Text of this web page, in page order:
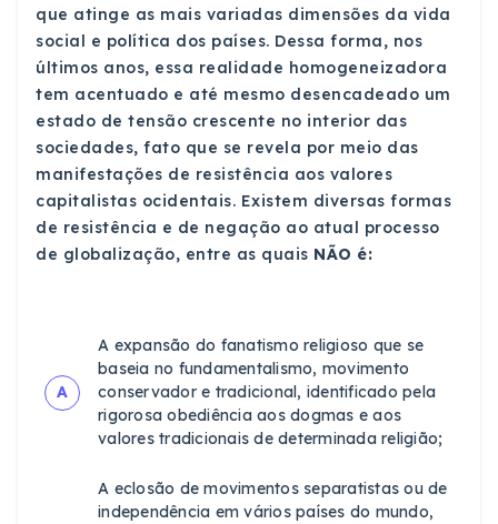
que atinge as mais variadas dimensões da vida
social e política dos países. Dessa forma, nos
últimos anos, essa realidade homogeneizadora
tem acentuado e até mesmo desencadeado um
estado de tensão crescente no interior das
sociedades, fato que se revela por meio das
manifestações de resistência aos valores
capitalistas ocidentais. Existem diversas formas
de resistência e de negação ao atual processo
de globalização, entre as quais NÃO é:
A
A expansão do fanatismo religioso que se
baseia no fundamentalismo, movimento
conservador e tradicional, identificado pela
rigorosa obediência aos dogmas e aos
valores tradicionais de determinada religião;
A eclosão de movimentos separatistas ou de
independência em vários países do mundo,